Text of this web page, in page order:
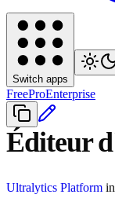
Switch apps
FreeProEnterprise
Éditeur
Ultralytics Platform